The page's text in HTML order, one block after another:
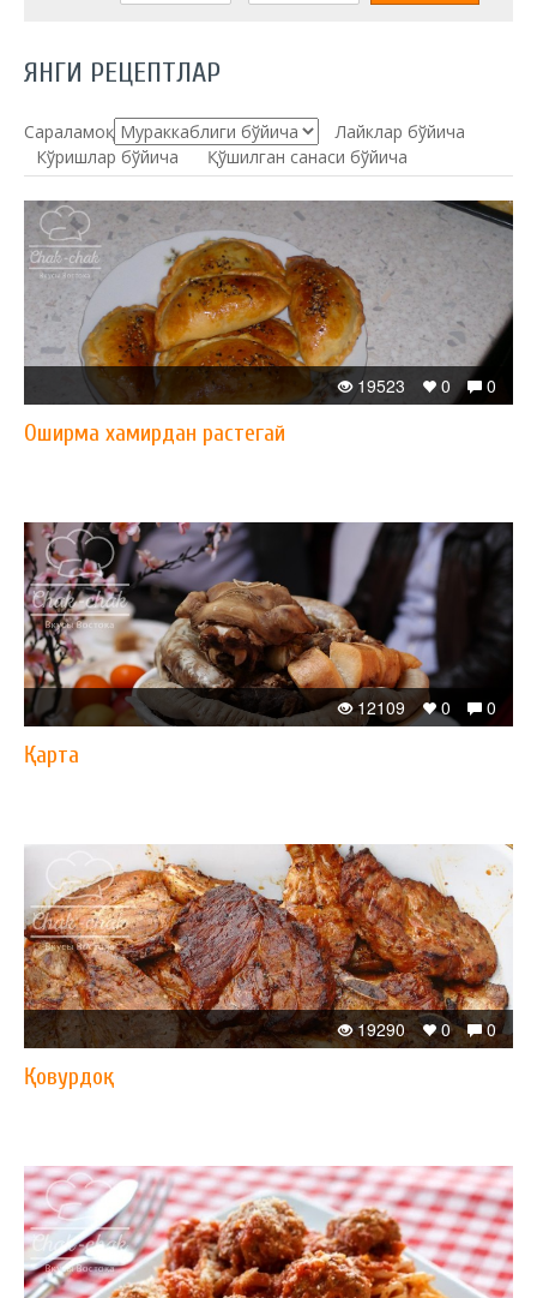
ЯНГИ РЕЦЕПТЛАР
Сараламоқ:
Лайклар бўйича
Кўришлар бўйича
Қўшилган санаси бўйича
0
0
19523
Оширма хамирдан растегай
0
0
12109
Қарта
0
0
19290
Қовурдоқ